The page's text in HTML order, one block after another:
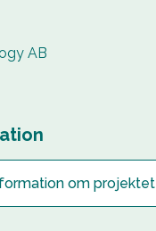
AB
om projektet